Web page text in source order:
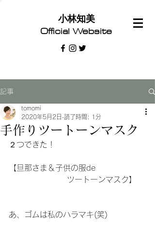
Official Website
​小林知美
記事
手作りツートーンマスク
tomomi
2020年5月2日 読了時間: 1分
２つできた！
【旦那さま＆子供の服de
                    ツートーンマスク】
あ、ゴムは私のハラマキ(笑)